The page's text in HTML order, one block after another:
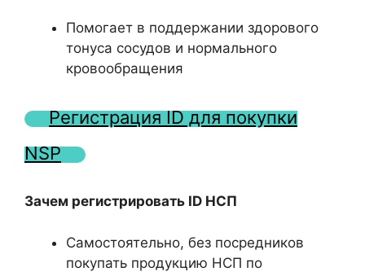
Помогает в поддержании здорового
тонуса сосудов и нормального
кровообращения
Регистрация ID для покупки
NSP
Зачем регистрировать ID НСП
Самостоятельно, без посредников
покупать продукцию НСП по